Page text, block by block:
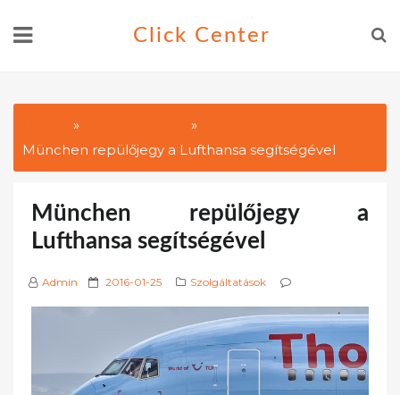
Click Center
München repülőjegy a Lufthansa segítségével
München repülőjegy a
Lufthansa segítségével
Admin
P
d
2016-01-25 Szolgáltatások